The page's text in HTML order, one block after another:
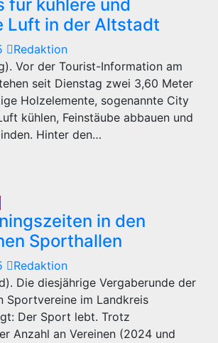
für kühlere und
Luft in der Altstadt
Redaktion
Vor der Tourist-Information am
seit Dienstag zwei 3,60 Meter
Holzelemente, sogenannte City
kühlen, Feinstäube abbauen und
Hinter den…
in den
Sporthallen
Redaktion
Die diesjährige Vergaberunde der
Sportvereine im Landkreis
Der Sport lebt. Trotz
Anzahl an Vereinen (2024 und